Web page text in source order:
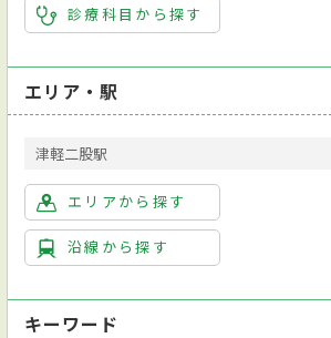
診療科目から探す
エリア・駅
津軽二股駅
エリアから探す
沿線から探す
キーワード